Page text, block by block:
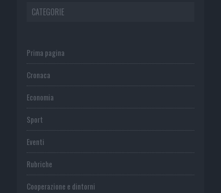
CATEGORIE
Prima pagina
Cronaca
Economia
Sport
Eventi
Rubriche
Cooperazione e dintorni